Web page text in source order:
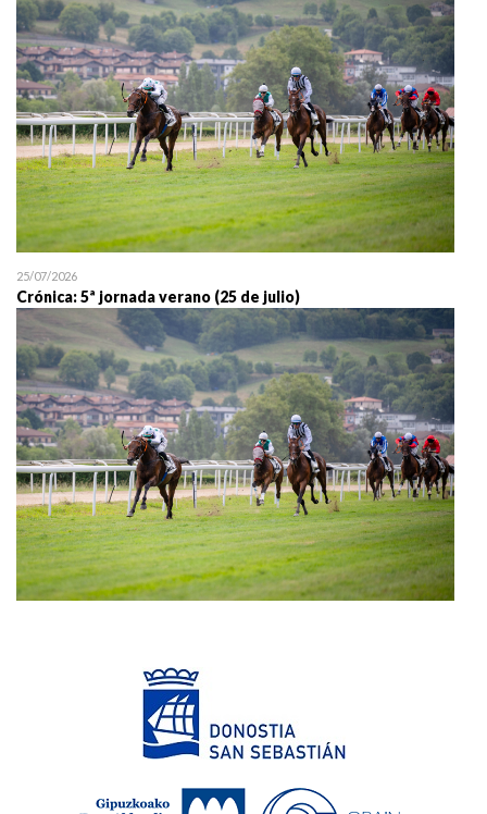
25/07/2026
Crónica: 5ª jornada verano (25 de julio)